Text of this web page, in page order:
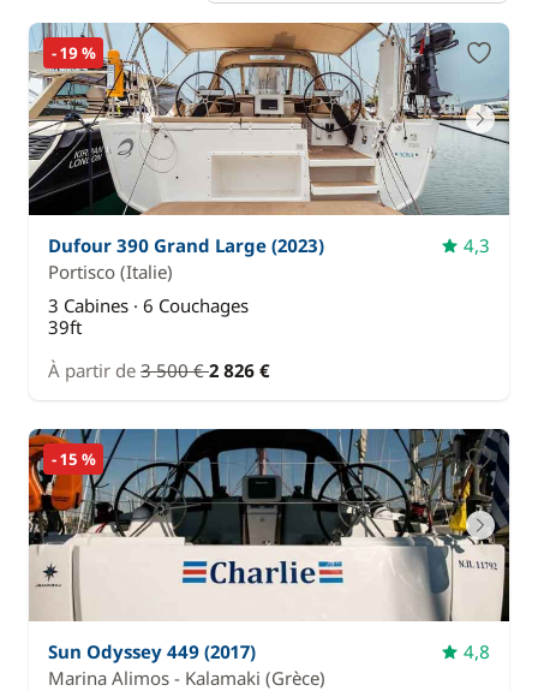
- 19 %
Dufour 390 Grand Large (2023)
4,3
Portisco (Italie)
3 Cabines · 6 Couchages
39ft
À partir de 3 500 €2 826 €
- 15 %
Sun Odyssey 449 (2017)
4,8
Marina Alimos - Kalamaki (Grèce)